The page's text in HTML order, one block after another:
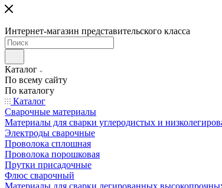
Интернет-магазин представительского класса
Каталог
По всему сайту
По каталогу
Каталог
Сварочные материалы
Материалы для сварки углеродистых и
Электроды сварочные
Проволока сплошная
Проволока порошковая
Прутки присадочные
Флюс сварочный
Материалы для сварки легированных